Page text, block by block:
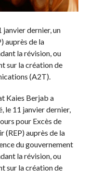
janvier dernier, un
auprès de la
la révision, ou
sur la création de
(A2T).
Kaies Berjab a
le 11 janvier dernier,
pour Excès de
(REP) auprès de la
du gouvernement
la révision, ou
sur la création de